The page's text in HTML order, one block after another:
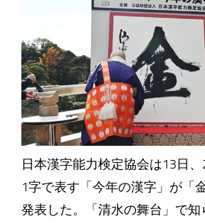
日本漢字能力検定協会は13日
1字で表す「今年の漢字」が「
発表した。「清水の舞台」で知